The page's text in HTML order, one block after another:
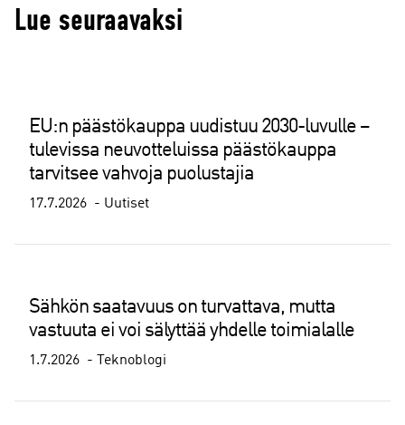
Lue seuraavaksi
EU:n päästökauppa uudistuu 2030-luvulle –
tulevissa neuvotteluissa päästökauppa
tarvitsee vahvoja puolustajia
17.7.2026 Uutiset
Sähkön saatavuus on turvattava, mutta
vastuuta ei voi sälyttää yhdelle toimialalle
1.7.2026 Teknoblogi